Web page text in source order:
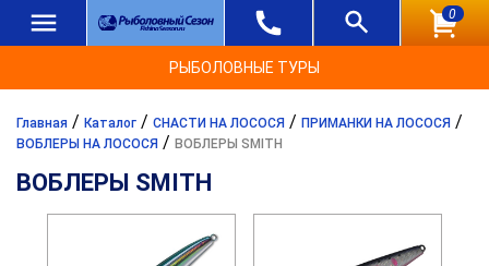
0
РЫБОЛОВНЫЕ ТУРЫ
Главная / Каталог / СНАСТИ НА ЛОСОСЯ / ПРИМАНКИ НА ЛОСОСЯ /
ВОБЛЕРЫ НА ЛОСОСЯ / ВОБЛЕРЫ SMITH
ВОБЛЕРЫ SMITH